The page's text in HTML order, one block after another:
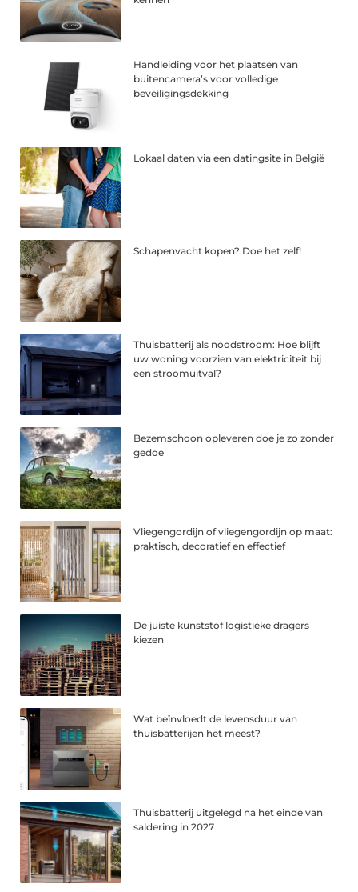
Handleiding voor het plaatsen van
buitencamera’s voor volledige
beveiligingsdekking
Lokaal daten via een datingsite in België
Schapenvacht kopen? Doe het zelf!
Thuisbatterij als noodstroom: Hoe blijft
uw woning voorzien van elektriciteit bij
een stroomuitval?
Bezemschoon opleveren doe je zo zonder
gedoe
Vliegengordijn of vliegengordijn op maat:
praktisch, decoratief en effectief
De juiste kunststof logistieke dragers
kiezen
Wat beïnvloedt de levensduur van
thuisbatterijen het meest?
Thuisbatterij uitgelegd na het einde van
saldering in 2027